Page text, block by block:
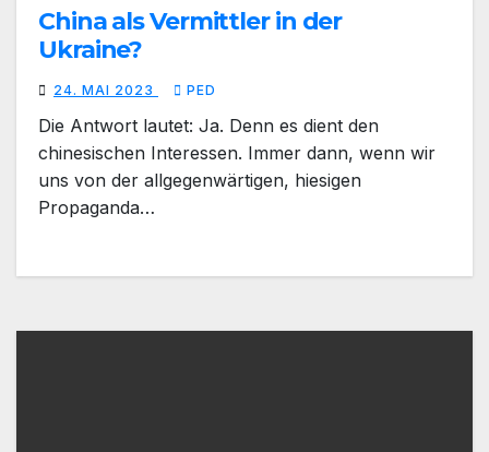
China als Vermittler in der
Ukraine?
24. MAI 2023 PED
Die Antwort lautet: Ja. Denn es dient den
chinesischen Interessen. Immer dann, wenn wir
uns von der allgegenwärtigen, hiesigen
Propaganda…